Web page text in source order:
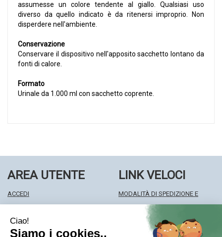
assumesse un colore tendente al giallo. Qualsiasi uso
diverso da quello indicato è da ritenersi improprio. Non
disperdere nell'ambiente.
Conservazione
Conservare il dispositivo nell'apposito sacchetto lontano da
fonti di calore.
Formato
Urinale da 1.000 ml con sacchetto coprente.
AREA UTENTE
ACCEDI
WISHLIST
ISCRIZIONE ALLA NEWSLETTER
LINK VELOCI
MODALITÀ DI SPEDIZIONE E
MODALITÀ DI PAGAMENTO
INFORMATIVA PRIVACY